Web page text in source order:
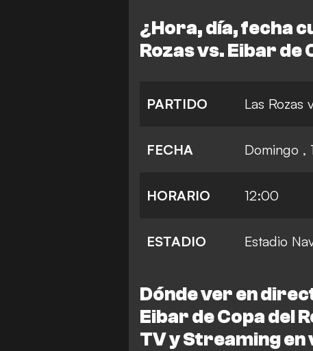
¿Hora, día, fecha
Rozas vs. Eibar de
PARTIDO Las Rozas
FECHA Domingo ,
HORARIO 12:00
ESTADIO Estadio
Dónde ver en
Eibar de Copa del
TV y Streaming en